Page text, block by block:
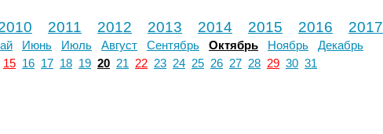
2011 2012 2013 2014 2015 2016 2017
Июнь Июль Август Сентябрь Октябрь Ноябрь
Декабрь
15 16 17 18 19 20 21 22 23 24 25 26 27 28 29 30 31